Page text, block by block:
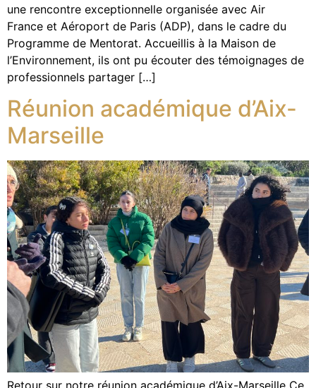
une rencontre exceptionnelle organisée avec Air
France et Aéroport de Paris (ADP), dans le cadre du
Programme de Mentorat. Accueillis à la Maison de
l’Environnement, ils ont pu écouter des témoignages de
professionnels partager […]
Réunion académique d’Aix-
Marseille